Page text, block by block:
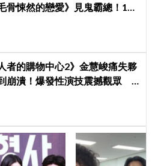
骨悚然的戀愛》見鬼霸總！180
者的購物中心2》金慧峻痛失夥
崩潰！爆發性演技震撼觀眾